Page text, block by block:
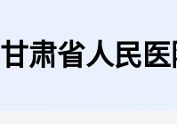
甘肃省人民